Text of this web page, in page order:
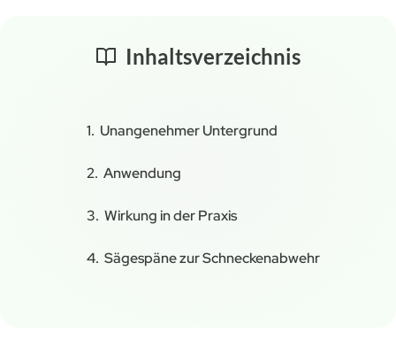
Inhaltsverzeichnis
Unangenehmer Untergrund
Anwendung
Wirkung in der Praxis
Sägespäne zur Schneckenabwehr